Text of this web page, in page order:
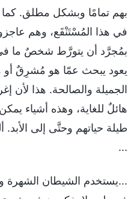
بهم تمامًا وبشكل مطلق. كما
في هذا المُسْتَنْقَع، وهم
بمُجرَّد أن يتورَّط شخصٌ ما في
يعود يبحث عمّا هو مُشرِقٌ أو
الجميلة والصالحة. هذا لأن
هائلٌ للغاية، وهذه أشياء
طيلة حياتهم وحتَّى إلى
...
...يستخدم الشيطان الشهرة